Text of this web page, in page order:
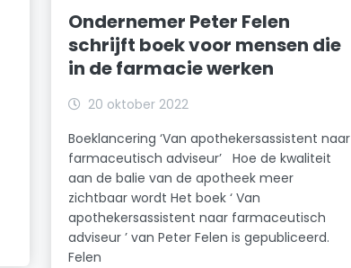
Ondernemer Peter Felen
schrijft boek voor mensen die
in de farmacie werken
20 oktober 2022
Boeklancering ‘Van apothekersassistent naar
farmaceutisch adviseur’ Hoe de kwaliteit
aan de balie van de apotheek meer
zichtbaar wordt Het boek ‘ Van
apothekersassistent naar farmaceutisch
adviseur ’ van Peter Felen is gepubliceerd.
Felen